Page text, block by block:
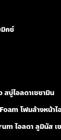
กซ์
สบู่ไอลดาเซซามิน
โฟมล้างหน้าไ
ไอลดา ลูมินัส เ